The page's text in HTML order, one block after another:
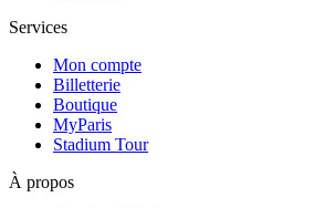
Services
Mon compte
Billetterie
Boutique
MyParis
Stadium Tour
À propos